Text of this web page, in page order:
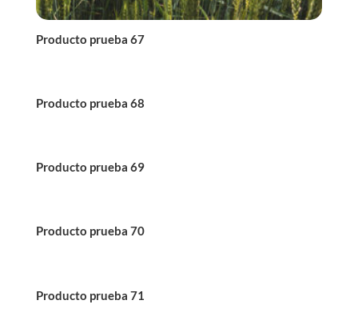
Producto prueba 67
Producto prueba 68
Producto prueba 69
Producto prueba 70
Producto prueba 71